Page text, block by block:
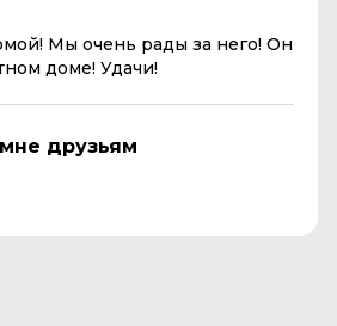
Мы очень рады за него! Он
доме! Удачи!
друзьям